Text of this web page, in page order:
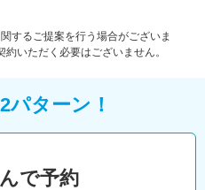
するご提案を行う場合がございま
いただく必要はございません。
パターン！
で予約